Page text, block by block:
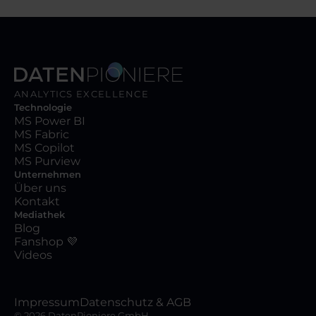
ANALYTICS EXCELLENCE
Technologie
MS Power BI
MS Fabric
MS Copilot
MS Purview
Unternehmen
Über uns
Kontakt
Mediathek
Blog
Fanshop 💜
Videos
ImpressumDatenschutz & AGB